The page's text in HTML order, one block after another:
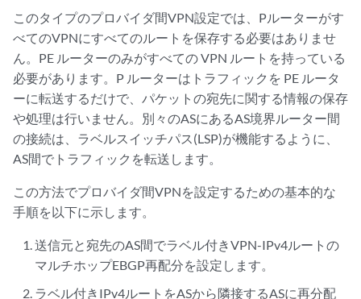
このタイプのプロバイダ間VPN設定では、Pルーターがす
べてのVPNにすべてのルートを保存する必要はありませ
ん。PE ルーターのみがすべての VPN ルートを持っている
必要があります。P ルーターはトラフィックを PE ルータ
ーに転送するだけで、パケットの宛先に関する情報の保存
や処理は行いません。別々のASにあるAS境界ルーター間
の接続は、ラベルスイッチパス(LSP)が機能するように、
AS間でトラフィックを転送します。
この方法でプロバイダ間VPNを設定するための基本的な
手順を以下に示します。
送信元と宛先のAS間でラベル付きVPN-IPv4ルートの
マルチホップEBGP再配分を設定します。
ラベル付きIPv4ルートをASから隣接するASに再分配